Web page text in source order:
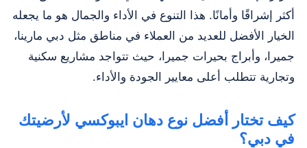
أكثر إشراقًا وأمانًا. هذا التنوع في الأداء والجمال هو ما يجعله
الخيار الأفضل للعديد من العملاء في مناطق مثل دبي مارينا،
جميرا، وأبراج بحيرات جميرا، حيث تتواجد مشاريع سكنية
وتجارية تتطلب أعلى معايير الجودة والأداء.
كيف تختار أفضل نوع دهان ايبوكسي لأرضيتك
في دبي؟